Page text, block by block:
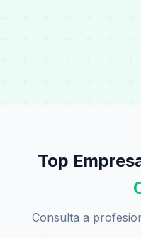
Top
Consulta a